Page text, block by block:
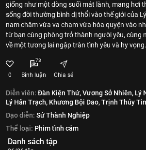
giống như một dòng suối mát lành, mang hơi
sống đời thường bình dị thổi vào thế giới của
nam châm vừa va chạm vừa hòa quyện vào
từ bạn cùng phòng trở thành người yêu, cùng
về một tương lai ngập tràn tình yêu và hy vọng.
0
73
Bình luận Chia sẻ
Diễn viên: Đàn Kiện Thứ,Vương Sở Nhiên, Lý
Lý Hân Trạch, Khương Bội Dao,Trịnh Thủy
Đạo diễn: Sử Thành Nghiệp
Thể loại: Phim tình cảm
Danh sách tập